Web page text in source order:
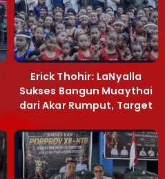
Erick Thohir: LaNyalla
Sukses Bangun Muaythai
dari Akar Rumput, Target